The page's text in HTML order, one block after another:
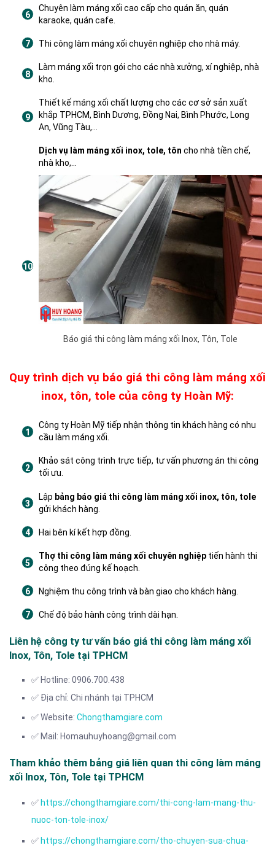
Chuyên làm máng xối cao cấp cho quán ăn, quán
karaoke, quán cafe.
Thi công làm máng xối chuyên nghiệp cho nhà máy.
Làm máng xối trọn gói cho các nhà xưởng, xí nghiệp, nhà
kho.
Thiết kế máng xối chất lượng cho các cơ sở sản xuất
khắp TPHCM, Bình Dương, Đồng Nai, Bình Phước, Long
An, Vũng Tàu,…
Dịch vụ làm máng xối inox, tole, tôn cho nhà tiền chế,
nhà kho,…
Báo giá thi công làm máng xối Inox, Tôn, Tole
Quy trình dịch vụ báo giá thi công làm máng xối
inox, tôn, tole của công ty Hoàn Mỹ:
Công ty Hoàn Mỹ tiếp nhận thông tin khách hàng có nhu
cầu làm máng xối.
Khảo sát công trình trực tiếp, tư vấn phương án thi công
tối ưu.
Lập bảng báo giá thi công làm máng xối inox, tôn, tole
gửi khách hàng.
Hai bên kí kết hợp đồng.
Thợ thi công làm máng xối chuyên nghiệp tiến hành thi
công theo đúng kế hoạch.
Nghiệm thu công trình và bàn giao cho khách hàng.
Chế độ bảo hành công trình dài hạn.
Liên hệ công ty tư vấn báo giá thi công làm máng xối
Inox, Tôn, Tole tại TPHCM
✅ Hotline: 0906.700.438
✅ Địa chỉ: Chi nhánh tại TPHCM
✅ Website: Chongthamgiare.com
✅ Mail: Homauhuyhoang@gmail.com
Tham khảo thêm bảng giá liên quan thi công làm máng
xối Inox, Tôn, Tole tại TPHCM
✅ https://chongthamgiare.com/thi-cong-lam-mang-thu-
nuoc-ton-tole-inox/
✅ https://chongthamgiare.com/tho-chuyen-sua-chua-